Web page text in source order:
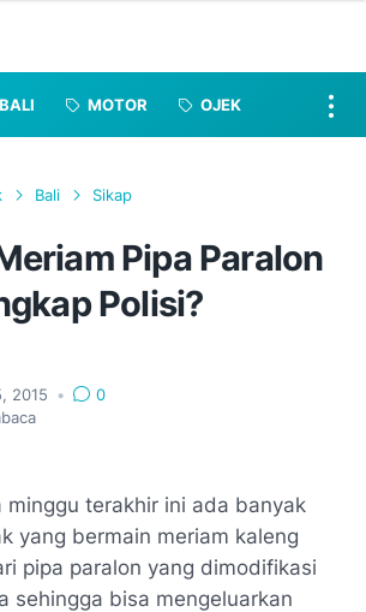
BALI MOTOR OJEK
Bali Sikap
Pipa Paralon
Polisi?
2015 •
0
minggu terakhir ini ada banyak
yang bermain meriam kaleng
pipa paralon yang dimodifikasi
sehingga bisa mengeluarkan